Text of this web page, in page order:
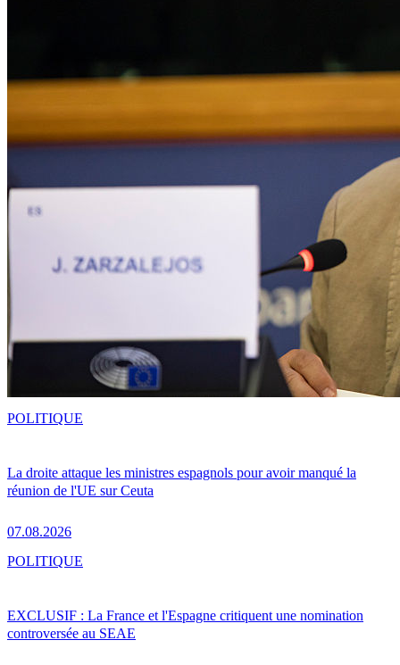
La droite attaque les ministres espagnols pour avoir manqué la
réunion de l'UE sur Ceuta
07.08.2026
POLITIQUE
EXCLUSIF : La France et l'Espagne critiquent une nomination
controversée au SEAE
POLITIQUE